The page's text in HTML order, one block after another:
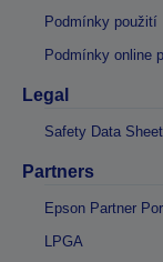
Podmínky použití
Podmínky online
Legal
Safety Data
Partners
Epson Partner
LPGA